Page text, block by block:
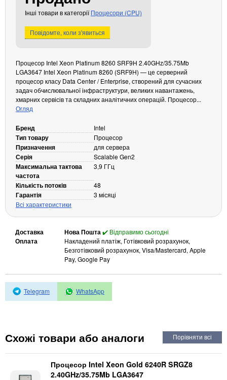
Кабелі та роз'єми
Аксесуари
Павербанки
Кабелі, роз'єми, перехідники
Аксесуари для ноутбуків
Акумулятори
Периферійні пристрої
Монітори
Клавіатури, миші, комплекти
Відеоспостереження
IP-камери
Автоматичні вимикачі
Інвертори напруги
Акумулятори для ДБЖ
Інші товари в категоріїПроцесори (CPU)
Повідомте, коли з'явиться
Процесор Intel Xeon Platinum 8260 SRF9H 2.40GHz/35.75Mb
LGA3647 Intel Xeon Platinum 8260 (SRF9H) — це серверний
процесор класу Data Center / Enterprise, створений для сучасних
задач обчислювальної інфраструктури, великих навантажень,
хмарних сервісів та складних аналітичних операцій. Процесор...
Огляд
Бренд Intel
Тип товару Процесор
Призначення для сервера
Серія Scalable Gen2
Максимальна тактова
частота
3,9 ГГц
Кількість потоків 48
Гарантія
3 місяці
Всі характеристики
Доставка Нова Пошта✔️ Відправимо сьогодні
Оплата
Накладений платіж, Готівковий розрахунок,
Безготівковий розрахунок, Visa/Mastercard, Apple
Pay, Google Pay
Telegram WhatsApp
Схожі товари або аналоги
Процесор Intel Xeon Gold 6240R SRGZ8
2.40GHz/35.75Mb LGA3647